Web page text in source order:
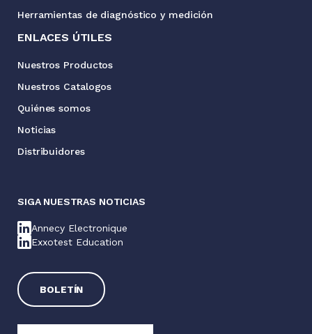
Herramientas de diagnóstico y medición
ENLACES ÚTILES
Nuestros Productos
Nuestros Catalogos
Quiénes somos
Noticias
Distribuidores
SIGA NUESTRAS NOTICIAS
Annecy Electronique
Exxotest Education
BOLETÍN